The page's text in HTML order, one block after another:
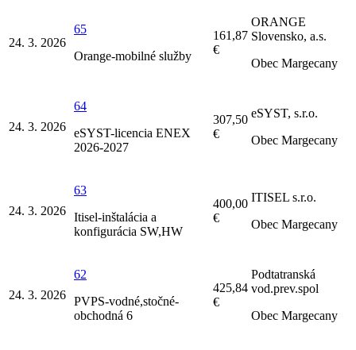
24. 3. 2026
65
Orange-mobilné služby
161,87
€
ORANGE
Slovensko, a.s.
Obec Margecany
24. 3. 2026
64
eSYST-licencia ENEX
2026-2027
307,50
€
eSYST, s.r.o.
Obec Margecany
24. 3. 2026
63
Itisel-inštalácia a
konfigurácia SW,HW
400,00
€
ITISEL s.r.o.
Obec Margecany
24. 3. 2026
62
PVPS-vodné,stočné-
obchodná 6
425,84
€
Podtatranská
vod.prev.spol
Obec Margecany